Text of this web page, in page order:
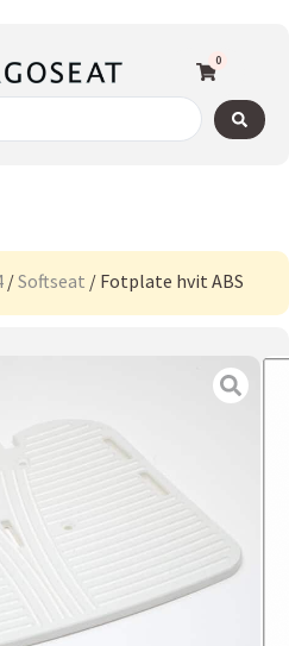
0
/Softseat / Fotplate hvit ABS